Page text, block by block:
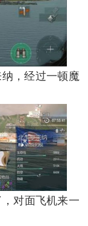
，经过一顿魔
对面飞机来一